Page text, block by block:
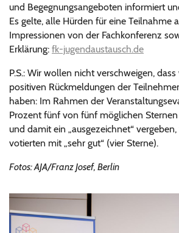
und Begegnungsangeboten informiert
Es gelte, alle Hürden für eine Teilnahme
Impressionen von der Fachkonferenz
Erklärung: fk-jugendaustausch.de
P.S.: Wir wollen nicht verschweigen,
positiven Rückmeldungen der
haben: Im Rahmen der
Prozent fünf von fünf möglichen
und damit ein „ausgezeichnet“
votierten mit „sehr gut“ (vier Sterne).
Fotos: AJA/Franz Josef, Berlin